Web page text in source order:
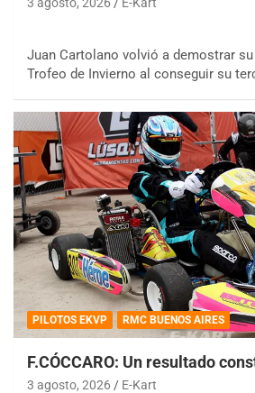
Juan Cartolano volvió a demostrar su
Trofeo de Invierno al conseguir su
PILOTOS EKVP RMC BUENOS AIRES
F.CÓCCARO: Un resultado
3 agosto, 2026 E-Kart